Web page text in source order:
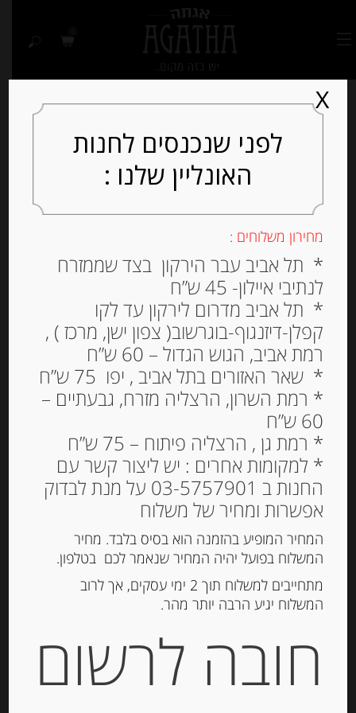
עוגיות עם שקדים וצימוקים
Spiritosini
₪38.00
מחיר ל 100 גרם:14.80 ש"ח
הוספה לסל
לפני שנכנסים לחנות
האונליין שלנו :
מחירון משלוחים :
* תל אביב עבר הירקון בצד שממזרח
לנתיבי איילון- 45 ש”ח
* תל אביב מדרום לירקון עד לקו
קפלן-דיזנגוף-בוגרשוב( צפון ישן, מרכז ) ,
רמת אביב, הגוש הגדול – 60 ש”ח
* שאר האזורים בתל אביב , יפו 75 ש”ח
* רמת השרון, הרצליה מזרח, גבעתיים –
60 ש”ח
* רמת גן , הרצליה פיתוח – 75 ש”ח
* למקומות אחרים : יש ליצור קשר עם
החנות ב 03-5757901 על מנת לבדוק
אפשרות ומחיר של משלוח
המחיר המופיע בהזמנה הוא בסיס בלבד. מחיר
המשלוח בפועל יהיה המחיר שנאמר לכם בטלפון.
מתחייבים למשלוח תוך 2 ימי עסקים, אך לרוב
המשלוח יגיע הרבה יותר מהר.
חובה לרשום
X